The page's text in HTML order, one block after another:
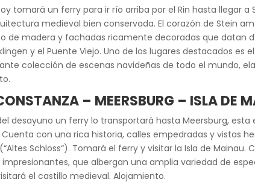
tomará un ferry para ir río arriba por el Rin hasta llegar
medieval bien conservada. El corazón de Stein
de madera y fachadas ricamente decoradas que datan de
y el Puente Viejo. Uno de los lugares destacados
colección de escenas navideñas de todo el mundo,
– MEERSBURG – ISLA DE
desayuno un ferry lo transportará hasta Meersburg,
con una rica historia, calles empedradas y vistas
Schloss“). Tomará el ferry y visitar la Isla de Mainau.
que albergan una amplia variedad de
el castillo medieval. Alojamiento.